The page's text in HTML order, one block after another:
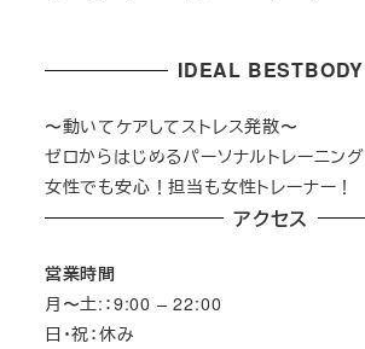
IDEAL BESTBODY
〜動いてケアしてストレス発散〜
ゼロからはじめるパーソナルトレーニング
女性でも安心！担当も女性トレーナー！
アクセス
営業時間
月〜土:：9:00 – 22:00
日・祝：休み